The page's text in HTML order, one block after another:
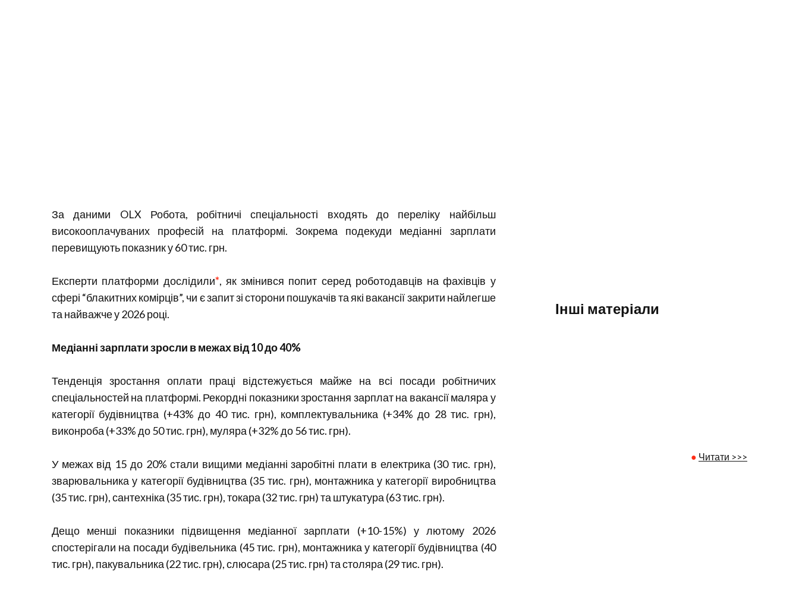
За даними OLX Робота, робітничі спеціальності входять до переліку найбільш
високооплачуваних професій на платформі. Зокрема подекуди медіанні зарплати
перевищують показник у 60 тис. грн.
Експерти платформи дослідили*, як змінився попит серед роботодавців на фахівців у
сфері “блакитних комірців”, чи є запит зі сторони пошукачів та які вакансії закрити найлегше
та найважче у 2026 році.
Медіанні зарплати зросли в межах від 10 до 40%
Тенденція зростання оплати праці відстежується майже на всі посади робітничих
спеціальностей на платформі. Рекордні показники зростання зарплат на вакансії маляра у
категорії будівництва (+43% до 40 тис. грн), комплектувальника (+34% до 28 тис. грн),
виконроба (+33% до 50 тис. грн), муляра (+32% до 56 тис. грн).
У межах від 15 до 20% стали вищими медіанні заробітні плати в електрика (30 тис. грн),
зварювальника у категорії будівництва (35 тис. грн), монтажника у категорії виробництва
(35 тис. грн), сантехніка (35 тис. грн), токара (32 тис. грн) та штукатура (63 тис. грн).
Дещо менші показники підвищення медіанної зарплати (+10-15%) у лютому 2026
спостерігали на посади будівельника (45 тис. грн), монтажника у категорії будівництва (40
тис. грн), пакувальника (22 тис. грн), слюсара (25 тис. грн) та столяра (29 тис. грн).
Інші матеріали
● Читати >>>